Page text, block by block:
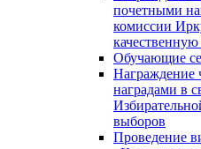
почетными
комиссии
Обучающие
Награждение
наградами в
выборов
Проведение